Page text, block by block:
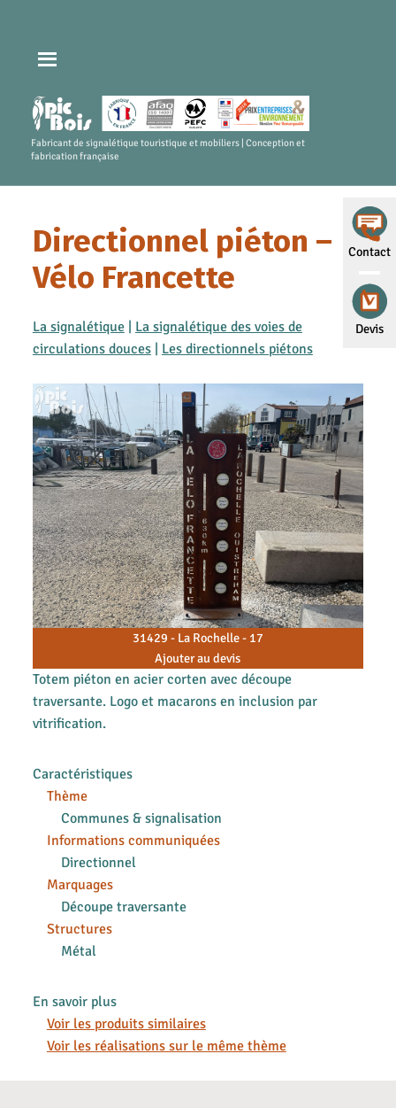
Contact
Devis
Fabricant de signalétique touristique et mobiliers | Conception et
fabrication française
Directionnel piéton –
Vélo Francette
La signalétique| La signalétique des voies de
circulations douces| Les directionnels piétons
31429 - La Rochelle - 17
Ajouter au devis
Totem piéton en acier corten avec découpe
traversante. Logo et macarons en inclusion par
vitrification.
Caractéristiques
Thème
Communes & signalisation
Informations communiquées
Directionnel
Marquages
Découpe traversante
Structures
Métal
En savoir plus
Voir les produits similaires
Voir les réalisations sur le même thème